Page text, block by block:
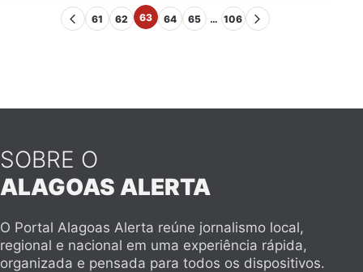
61 62 63 64 65 … 106
SOBRE O
ALAGOAS ALERTA
O Portal Alagoas Alerta reúne jornalismo local,
regional e nacional em uma experiência rápida,
organizada e pensada para todos os dispositivos.